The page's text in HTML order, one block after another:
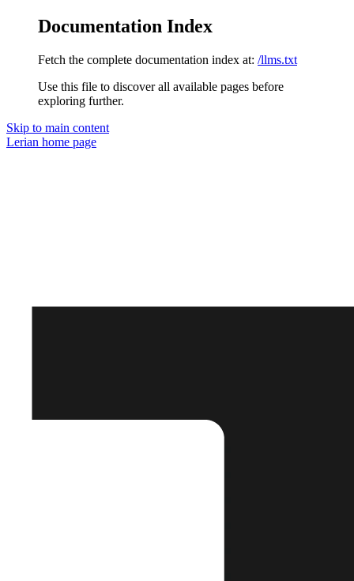
Documentation Index
Fetch the complete documentation index at: /llms.txt
Use this file to discover all available pages before
exploring further.
Skip to main content
Lerian home page